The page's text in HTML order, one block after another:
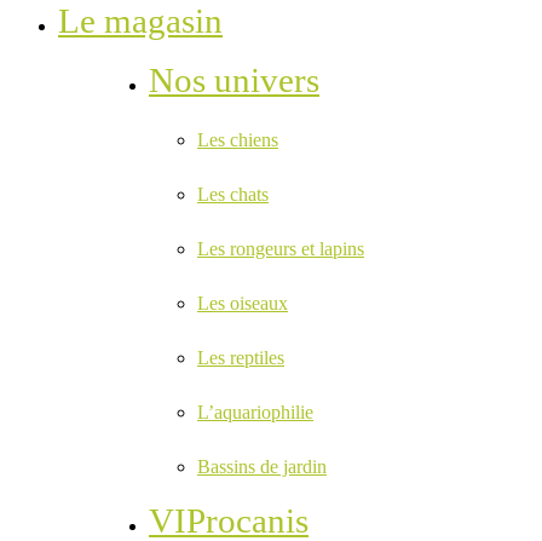
Le magasin
Nos univers
Les chiens
Les chats
Les rongeurs et lapins
Les oiseaux
Les reptiles
L’aquariophilie
Bassins de jardin
VIProcanis